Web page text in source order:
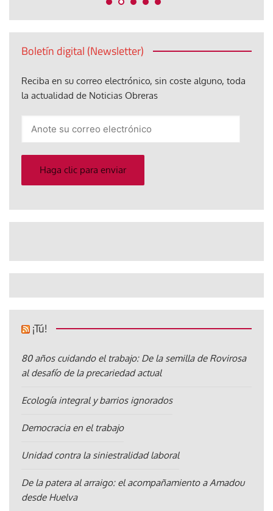
Boletín digital (Newsletter)
Reciba en su correo electrónico, sin coste alguno, toda
la actualidad de Noticias Obreras
electrónico
Haga clic para enviar
¡Tú!
80 años cuidando el trabajo: De la semilla de Rovirosa
al desafío de la precariedad actual
Ecología integral y barrios ignorados
Democracia en el trabajo
Unidad contra la siniestralidad laboral
De la patera al arraigo: el acompañamiento a Amadou
desde Huelva